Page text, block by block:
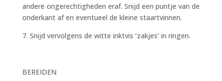
andere ongerechtigheden eraf. Snijd een puntje van de
onderkant af en eventueel de kleine staartvinnen.
7. Snijd vervolgens de witte inktvis ‘zakjes’ in ringen.
BEREIDEN